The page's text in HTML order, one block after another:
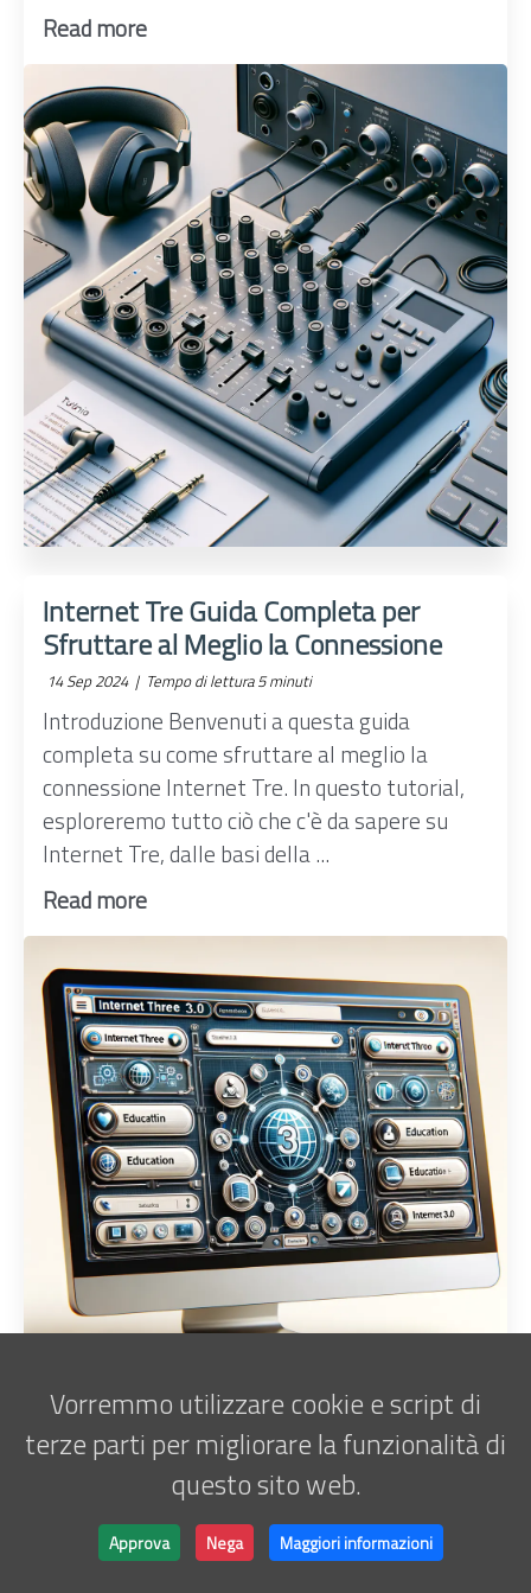
Read more
Internet Tre Guida Completa per
Sfruttare al Meglio la Connessione
14 Sep 2024 | Tempo di lettura 5 minuti
Introduzione Benvenuti a questa guida
completa su come sfruttare al meglio la
connessione Internet Tre. In questo tutorial,
esploreremo tutto ciò che c'è da sapere su
Internet Tre, dalle basi della ...
Read more
Iscriviti alla newsletter
Marco Antani • © 2025 •ATATOR
Powered byHugo&Lightbi.Made with ❤ byBino
Vorremmo utilizzare cookie e script di
terze parti per migliorare la funzionalità di
questo sito web.
Approva Nega Maggiori informazioni